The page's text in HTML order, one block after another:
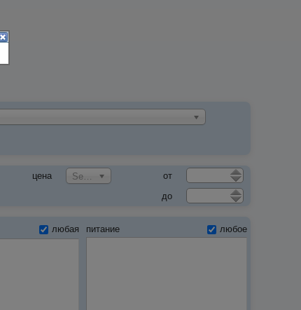
цена Select an Option
от
до
любая питание любое